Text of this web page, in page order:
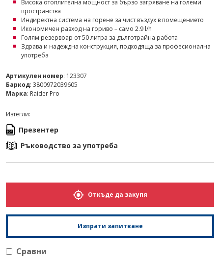
Висока отоплителна мощност за бързо загряване на големи
пространства
Индиректна система на горене за чист въздух в помещението
Икономичен разход на гориво – само 2.9 l/h
Голям резервоар от 50 литра за дълготрайна работа
Здрава и надеждна конструкция, подходяща за професионална
употреба
Артикулен номер: 123307
Баркод: 3800972039605
Марка: Raider Pro
Изтегли:
Презентер
Ръководство за употреба
Откъде да закупя
Изпрати запитване
Сравни